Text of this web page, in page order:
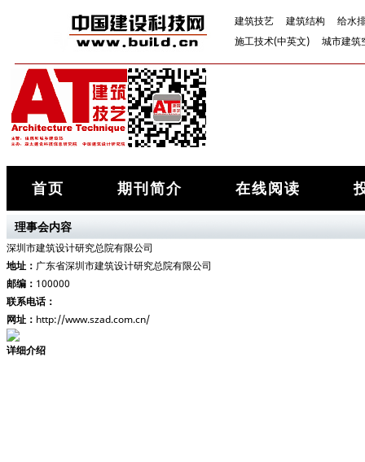
建筑技艺 建筑结构
给水
施工技术(中英文)
城市建筑
首页 期刊简介 在线阅读
理事会内容
深圳市建筑设计研究总院有限公司
地址： 广东省深圳市建筑设计研究总院有限公司
邮编： 100000
联系电话：
网址： http://www.szad.com.cn/
详细介绍